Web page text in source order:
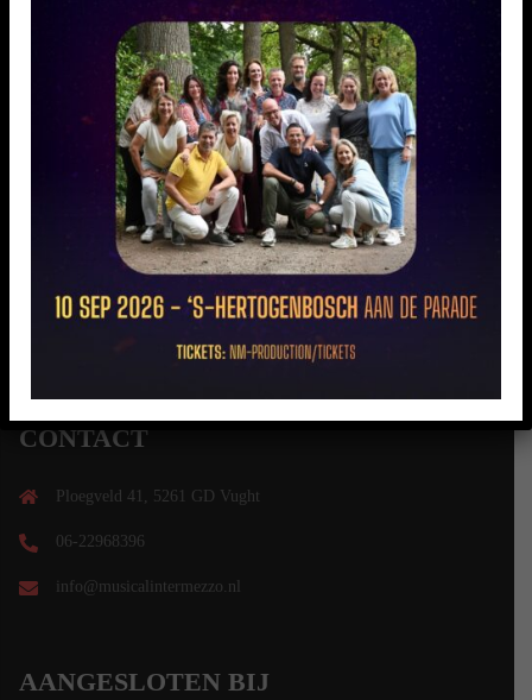
[SHOW AS SLIDESHOW]
CONTACT
Ploegveld 41, 5261 GD Vught
06-22968396
info@musicalintermezzo.nl
AANGESLOTEN BIJ